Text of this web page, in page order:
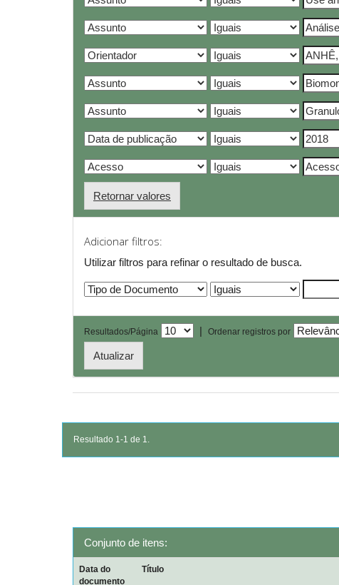
Retornar valores
Adicionar filtros:
Utilizar filtros para refinar o resultado de busca.
Resultados/Página | Ordenar registros por
Resultado 1-1 de 1.
Conjunto de itens:
Data do
documento
Título